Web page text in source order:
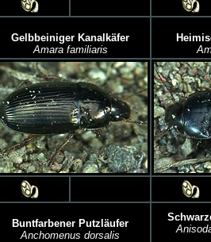
Gelbbeiniger Kanalkäfer
Amara familiaris
Buntfarbener Putzläufer
Anchomenus dorsalis